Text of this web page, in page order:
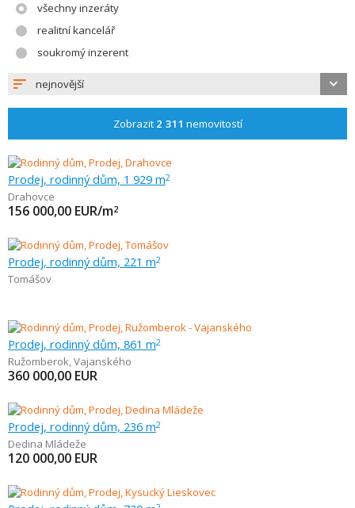
všechny inzeráty
realitní kancelář
soukromý inzerent
nejnovější
Zobrazit 2 311 nemovitostí
Prodej, rodinný dům, 1 929 m2
Drahovce
156 000,00 EUR/m2
Prodej, rodinný dům, 221 m2
Tomášov
Prodej, rodinný dům, 861 m2
Ružomberok,Vajanského
360 000,00 EUR
Prodej, rodinný dům, 236 m2
Dedina Mládeže
120 000,00 EUR